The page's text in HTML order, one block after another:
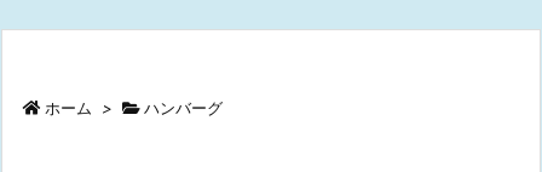
ホーム > ハンバーグ